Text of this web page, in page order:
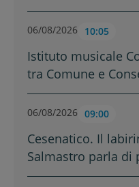
06/08/2026 10:05
Istituto musicale
tra Comune e
06/08/2026 09:00
Cesenatico. Il
Salmastro parla di